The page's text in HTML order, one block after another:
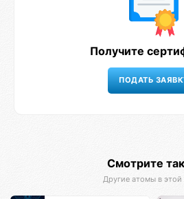
Получите
Смотрите
Другие атомы в этой